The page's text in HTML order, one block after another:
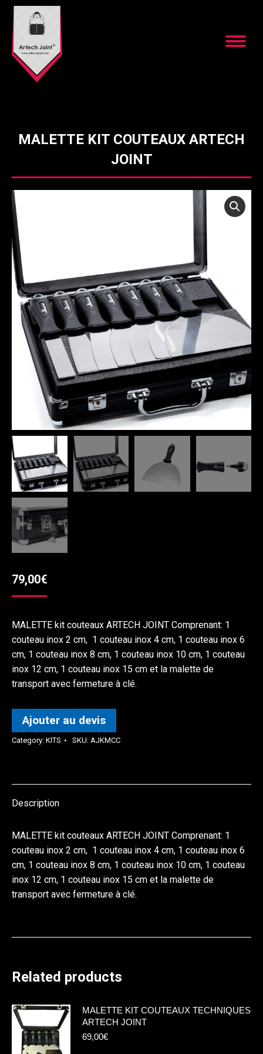
MALETTE KIT COUTEAUX ARTECH
JOINT
79,00€
MALETTE kit couteaux ARTECH JOINT Comprenant: 1
couteau inox 2 cm, 1 couteau inox 4 cm, 1 couteau inox 6
cm, 1 couteau inox 8 cm, 1 couteau inox 10 cm, 1 couteau
inox 12 cm, 1 couteau inox 15 cm et la malette de
transport avec fermeture à clé.
Ajouter au devis
Category: KITS SKU: AJKMCC
Description
MALETTE kit couteaux ARTECH JOINT Comprenant: 1
couteau inox 2 cm, 1 couteau inox 4 cm, 1 couteau inox 6
cm, 1 couteau inox 8 cm, 1 couteau inox 10 cm, 1 couteau
inox 12 cm, 1 couteau inox 15 cm et la malette de
transport avec fermeture à clé.
Related products
MALETTE KIT COUTEAUX TECHNIQUES
ARTECH JOINT
69,00€